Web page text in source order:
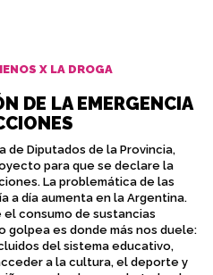
X LA DROGA
DE LA EMERGENCIA
de Diputados de la Provincia,
para que se declare la
La problemática de las
a día aumenta en la Argentina.
consumo de sustancias
golpea es donde más nos duele:
del sistema educativo,
a la cultura, el deporte y